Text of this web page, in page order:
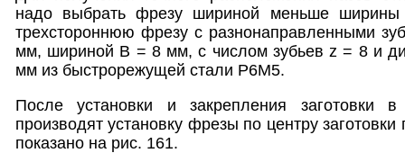
надо выбрать фрезу шириной меньше ширины
трехстороннюю фрезу с разнонаправленными
мм, шириной В = 8 мм, с числом зубьев z = 8 и
мм из быстрорежущей стали Р6М5.
После установки и закрепления заготовки в
производят установку фрезы по центру
показано на рис. 161.